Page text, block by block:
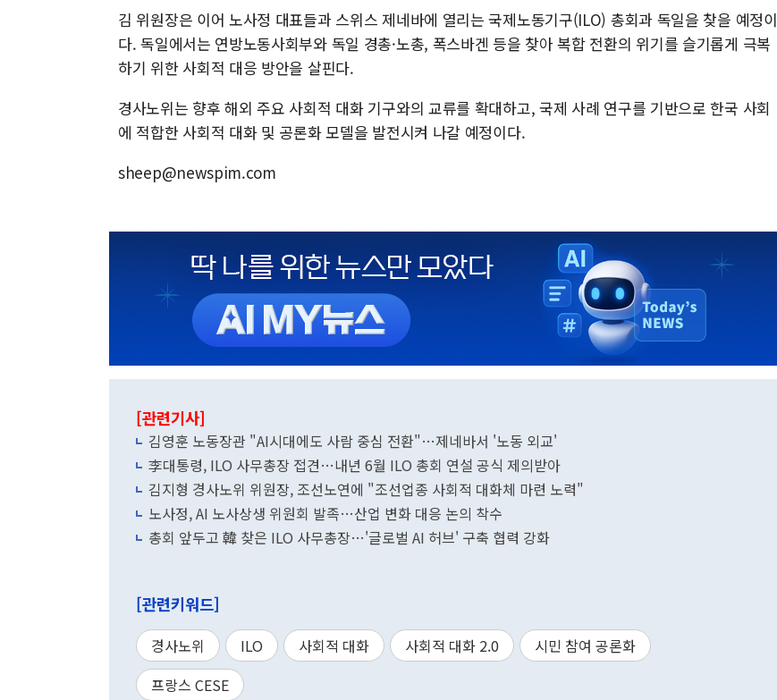
김 위원장은 이어 노사정 대표들과 스위스 제네바에 열리는 국제노동기구(ILO) 총회과 독일을 찾을 예정이
다. 독일에서는 연방노동사회부와 독일 경총·노총, 폭스바겐 등을 찾아 복합 전환의 위기를 슬기롭게 극복
하기 위한 사회적 대응 방안을 살핀다.
경사노위는 향후 해외 주요 사회적 대화 기구와의 교류를 확대하고, 국제 사례 연구를 기반으로 한국 사회
에 적합한 사회적 대화 및 공론화 모델을 발전시켜 나갈 예정이다.
sheep@newspim.com
[관련기사]
김영훈 노동장관 "AI시대에도 사람 중심 전환"…제네바서 '노동 외교'
李대통령, ILO 사무총장 접견…내년 6월 ILO 총회 연설 공식 제의받아
김지형 경사노위 위원장, 조선노연에 "조선업종 사회적 대화체 마련 노력"
노사정, AI 노사상생 위원회 발족…산업 변화 대응 논의 착수
총회 앞두고 韓 찾은 ILO 사무총장…'글로벌 AI 허브' 구축 협력 강화
[관련키워드]
경사노위 ILO 사회적 대화 사회적 대화 2.0
시민 참여 공론화
프랑스 CESE